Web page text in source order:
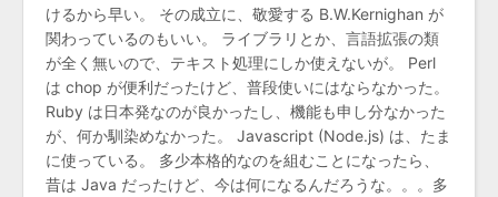
けるから早い。 その成立に、敬愛する B.W.Kernighan が
関わっているのもいい。 ライブラリとか、言語拡張の類
が全く無いので、テキスト処理にしか使えないが。 Perl
は chop が便利だったけど、普段使いにはならなかった。
Ruby は日本発なのが良かったし、機能も申し分なかった
が、何か馴染めなかった。 Javascript (Node.js) は、たま
に使っている。 多少本格的なのを組むことになったら、
昔は Java だったけど、今は何になるんだろうな。。。多